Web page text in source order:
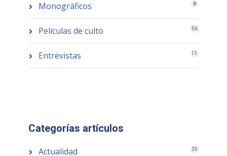
Monográficos 8
Películas de culto 56
Entrevistas 11
Categorías artículos
Actualidad 35